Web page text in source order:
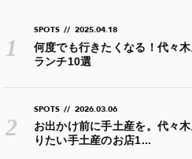
SPOTS // 2025.04.18
何度でも行きたくなる！代々
ランチ10選
SPOTS // 2026.03.06
お出かけ前に手土産を。代々
りたい手土産のお店1...